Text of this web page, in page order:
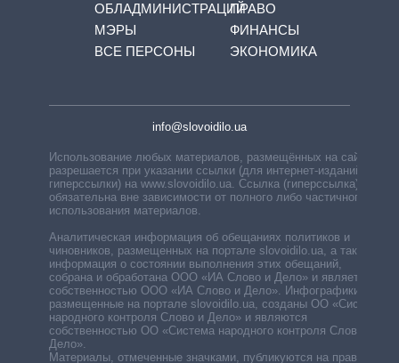
ОБЛАДМИНИСТРАЦИЙ
МЭРЫ
ВСЕ ПЕРСОНЫ
ПРАВО
ФИНАНСЫ
ЭКОНОМИКА
info@slovoidilo.ua
Использование любых материалов, размещённых на сайте,
разрешается при указании ссылки (для интернет-изданий —
гиперссылки) на www.slovoidilo.ua. Ссылка (гиперссылка)
обязательна вне зависимости от полного либо частичного
использования материалов.
Аналитическая информация об обещаниях политиков и
чиновников, размещенных на портале slovoidilo.ua, а также
информация о состоянии выполнения этих обещаний,
собрана и обработана ООО «ИА Слово и Дело» и является
собственностью ООО «ИА Слово и Дело». Инфографики,
размещенные на портале slovoidilo.ua, созданы ОО «Система
народного контроля Слово и Дело» и являются
собственностью ОО «Система народного контроля Слово и
Дело».
Материалы, отмеченные значками, публикуются на правах